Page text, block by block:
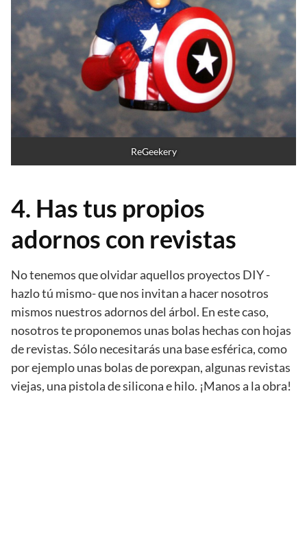
ReGeekery
4. Has tus propios
adornos con revistas
No tenemos que olvidar aquellos proyectos DIY -
hazlo tú mismo- que nos invitan a hacer nosotros
mismos nuestros adornos del árbol. En este caso,
nosotros te proponemos unas bolas hechas con hojas
de revistas. Sólo necesitarás una base esférica, como
por ejemplo unas bolas de porexpan, algunas revistas
viejas, una pistola de silicona e hilo. ¡Manos a la obra!